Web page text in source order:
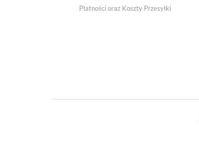
Płatności oraz Koszty Przesyłki